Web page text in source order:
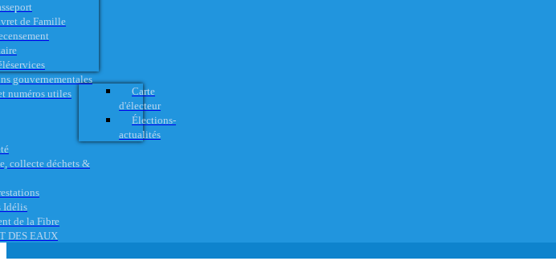
de Famille
gouvernementales
numéros utiles
Carte
d'électeur
Élections-
actualités
collecte déchets &
Idélis
de la Fibre
DES EAUX